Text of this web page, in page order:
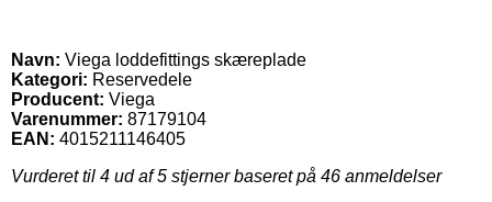
Navn: Viega loddefittings skæreplade
Kategori: Reservedele
Producent: Viega
Varenummer: 87179104
EAN: 4015211146405
Vurderet til 4 ud af 5 stjerner baseret på 46 anmeldelser